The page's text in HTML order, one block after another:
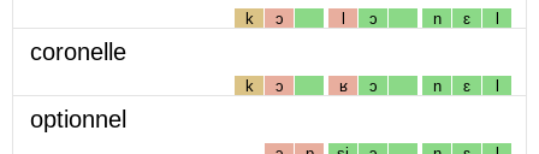
k ɔ l ɔ n ɛ l
coronelle
k ɔ ʁ ɔ n ɛ l
optionnel